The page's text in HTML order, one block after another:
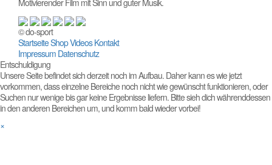
Motivierender Film mit Sinn und guter Musik.
© do-sport
StartseiteShopVideosKontakt
Impressum Datenschutz
Entschuldigung
Unsere Seite befindet sich derzeit noch im Aufbau. Daher kann es wie jetzt
vorkommen, dass einzelne Bereiche noch nicht wie gewünscht funktionieren, oder
Suchen nur wenige bis gar keine Ergebnisse liefern. Bitte sieh dich währenddessen
in den anderen Bereichen um, und komm bald wieder vorbei!
×